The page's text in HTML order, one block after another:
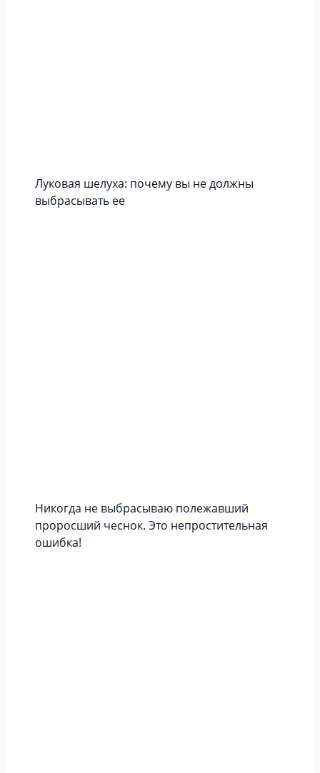
Луковая шелуха: почему вы не должны
выбрасывать ее
Никогда не выбрасываю полежавший
проросший чеснок. Это непростительная
ошибка!